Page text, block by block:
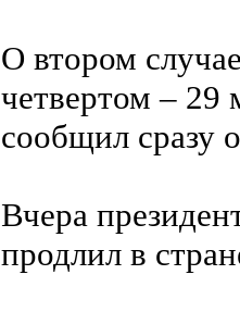
О втором
четвертом – 29
сообщил сразу
Вчера
продлил в